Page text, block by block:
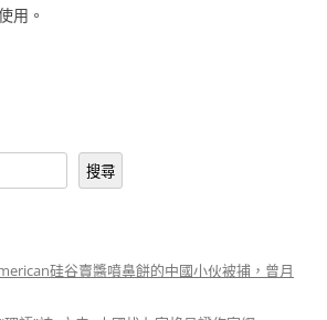
用。
搜尋
硅谷賣醬噴鼻餅的中國小伙被捕，曾月